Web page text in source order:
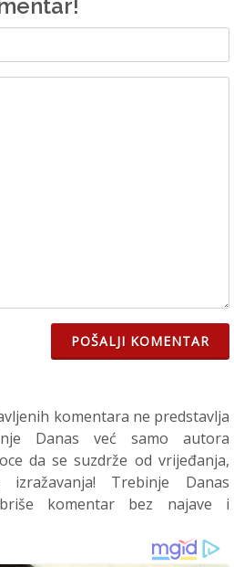
POŠALJI KOMENTAR
komentara ne predstavlja
Danas već samo autora
da se suzdrže od vrijeđanja,
Trebinje Danas
komentar bez najave i